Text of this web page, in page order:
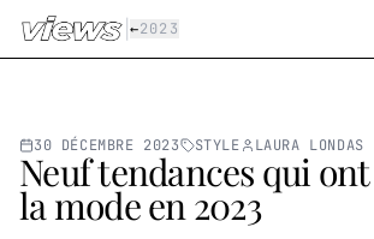
Aller au contenu principal
←2023
30 DÉCEMBRE 2023 STYLE LAURA LONDAS
Neuf tendances qui
la mode en 2023